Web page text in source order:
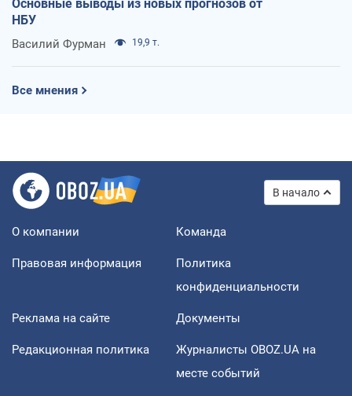
Основные выводы из новых прогнозов от
НБУ
Василий Фурман 19,9 т.
Все мнения
В начало
О компании Команда
Правовая информация
Политика
конфиденциальности
Реклама на сайте Документы
Редакционная политика
Журналисты OBOZ.UA на
месте событий